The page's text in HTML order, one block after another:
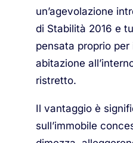
un’agevolazione
di Stabilità 2016 e
pensata proprio per
abitazione
ristretto.
Il vantaggio è
sull’immobile